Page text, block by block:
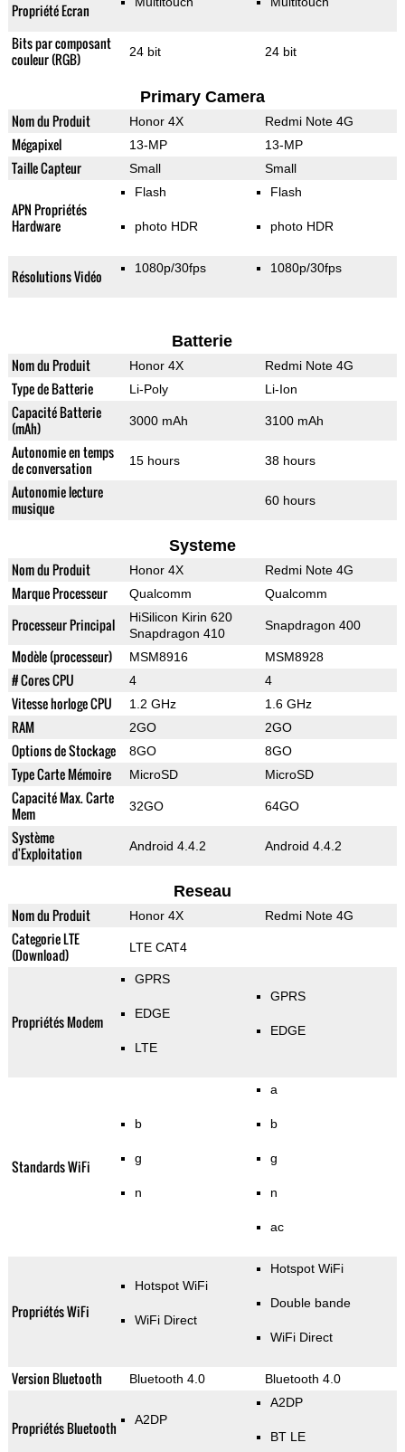
Propriété Ecran
Bits par composant
couleur (RGB)
24 bit 24 bit
Primary Camera
Nom du Produit Honor 4X Redmi Note 4G
Mégapixel 13-MP 13-MP
Taille Capteur Small Small
APN Propriétés
Hardware
Flash
photo HDR
Flash
photo HDR
Résolutions Vidéo 1080p/30fps 1080p/30fps
Batterie
Nom du Produit Honor 4X Redmi Note 4G
Type de Batterie Li-Poly Li-Ion
Capacité Batterie
(mAh)
3000 mAh 3100 mAh
Autonomie en temps
de conversation
15 hours 38 hours
Autonomie lecture
musique
60 hours
Systeme
Nom du Produit Honor 4X Redmi Note 4G
Marque Processeur Qualcomm Qualcomm
Processeur Principal
HiSilicon Kirin 620
Snapdragon 410
Snapdragon 400
Modèle (processeur) MSM8916 MSM8928
# Cores CPU 4 4
Vitesse horloge CPU 1.2 GHz 1.6 GHz
RAM 2GO 2GO
Options de Stockage 8GO 8GO
Type Carte Mémoire MicroSD MicroSD
Capacité Max. Carte
Mem
32GO 64GO
Système
d'Exploitation
Android 4.4.2 Android 4.4.2
Reseau
Nom du Produit Honor 4X Redmi Note 4G
Categorie LTE
(Download)
LTE CAT4
Propriétés Modem
GPRS
EDGE
LTE
GPRS
EDGE
Standards WiFi
b
g
n
a
b
g
n
ac
Propriétés WiFi
Hotspot WiFi
WiFi Direct
Hotspot WiFi
Double bande
WiFi Direct
Version Bluetooth Bluetooth 4.0 Bluetooth 4.0
Propriétés Bluetooth A2DP
A2DP
BT LE